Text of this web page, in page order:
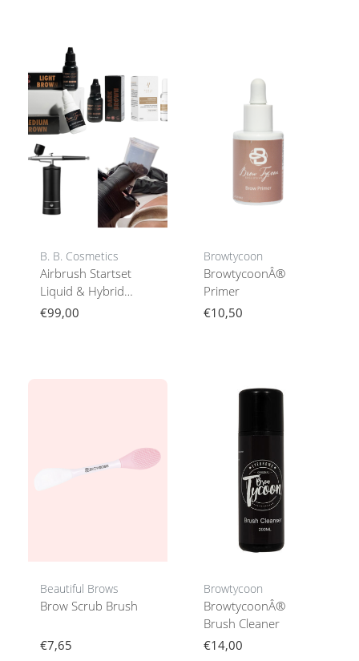
B. B. Cosmetics
Airbrush Startset
Liquid & Hybrid
Brows
€99,00
Browtycoon
BrowtycoonÂ®
Primer
€10,50
Beautiful Brows
Brow Scrub Brush
€7,65
Browtycoon
BrowtycoonÂ®
Brush Cleaner
€14,00